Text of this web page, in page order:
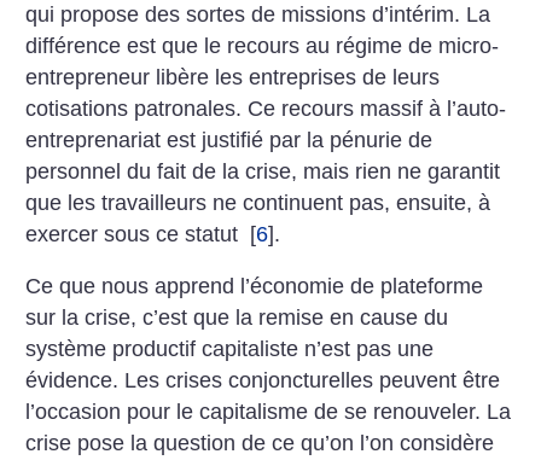
qui propose des sortes de missions d’intérim. La
différence est que le recours au régime de micro-
entrepreneur libère les entreprises de leurs
cotisations patronales. Ce recours massif à l’auto-
entreprenariat est justifié par la pénurie de
personnel du fait de la crise, mais rien ne garantit
que les travailleurs ne continuent pas, ensuite, à
exercer sous ce statut [6].
Ce que nous apprend l’économie de plateforme
sur la crise, c’est que la remise en cause du
système productif capitaliste n’est pas une
évidence. Les crises conjoncturelles peuvent être
l’occasion pour le capitalisme de se renouveler. La
crise pose la question de ce qu’on l’on considère